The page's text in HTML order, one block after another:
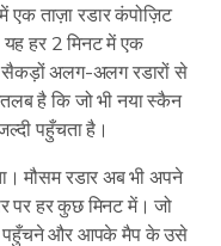
ताज़ा रडार कंपोज़िट
हर 2 मिनट में एक
अलग-अलग रडारों से
है कि जो भी नया स्कैन
पहुँचता है।
मौसम रडार अब भी अपने
पर हर कुछ मिनट में। जो
पहुँचने और आपके मैप के उसे